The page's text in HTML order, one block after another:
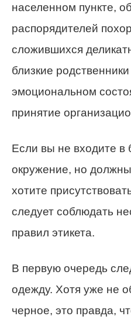
населенном пункте,
распорядителей
сложившихся
близкие
эмоциональном
принятие
Если вы не входите в
окружение, но
хотите
следует соблюдать
правил этикета.
В первую очередь
одежду. Хотя уже не
черное, это правда,